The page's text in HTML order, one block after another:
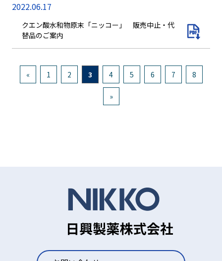
2022.06.17
クエン酸水和物原末「ニッコー」 販売中止・代
替品のご案内
« 1 2 3 4 5 6 7 8
»